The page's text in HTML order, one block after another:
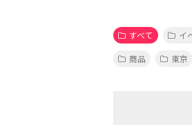
すべて イ
商品
東京